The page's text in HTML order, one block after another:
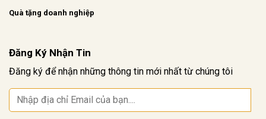
Quà tặng doanh nghiệp
Đăng Ký Nhận Tin
Đăng ký để nhận những thông tin mới nhất từ chúng tôi